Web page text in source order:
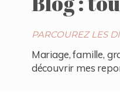
PARCOUREZ LES
Mariage, famille,
découvrir mes